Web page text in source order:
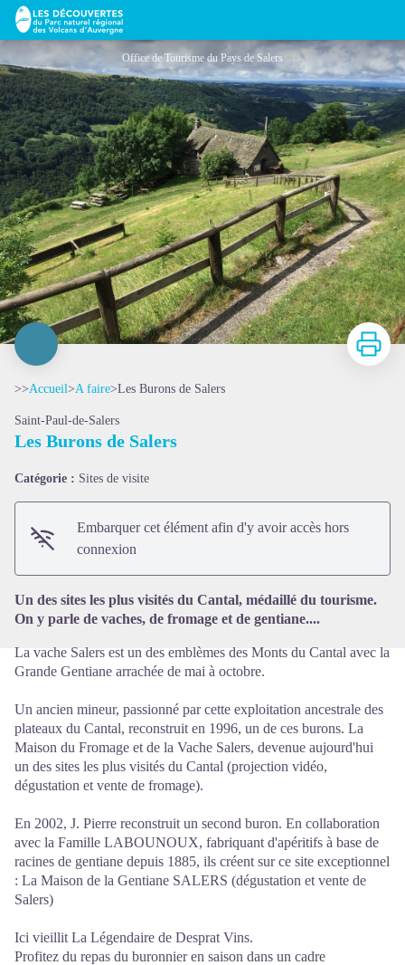
Les Burons de Salers
Office de Tourisme du Pays de Salers
Voir l'image en plein écran
Imprimer
>>Accueil>A faire>Les Burons de Salers
Saint-Paul-de-Salers
Les Burons de Salers
Catégorie : Sites de visite
Embarquer cet élément afin d'y avoir accès hors
connexion
Un des sites les plus visités du Cantal, médaillé du tourisme.
On y parle de vaches, de fromage et de gentiane....
La vache Salers est un des emblèmes des Monts du Cantal avec la
Grande Gentiane arrachée de mai à octobre.
Un ancien mineur, passionné par cette exploitation ancestrale des
plateaux du Cantal, reconstruit en 1996, un de ces burons. La
Maison du Fromage et de la Vache Salers, devenue aujourd'hui
un des sites les plus visités du Cantal (projection vidéo,
dégustation et vente de fromage).
En 2002, J. Pierre reconstruit un second buron. En collaboration
avec la Famille LABOUNOUX, fabriquant d'apéritifs à base de
racines de gentiane depuis 1885, ils créent sur ce site exceptionnel
: La Maison de la Gentiane SALERS (dégustation et vente de
Salers)
Ici vieillit La Légendaire de Desprat Vins.
Profitez du repas du buronnier en saison dans un cadre